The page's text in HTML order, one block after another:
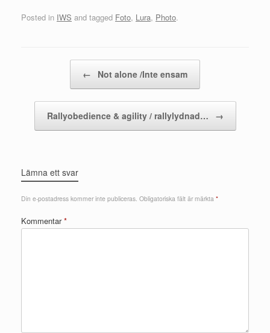
Posted in IWS and tagged Foto, Lura, Photo.
← Not alone /Inte ensam
Rallyobedience & agility / rallylydnad… →
Lämna ett svar
Din e-postadress kommer inte publiceras. Obligatoriska fält är märkta *
Kommentar*